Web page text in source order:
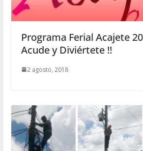
Programa Ferial Acajete
Acude y Diviértete !!
2 agosto, 2018